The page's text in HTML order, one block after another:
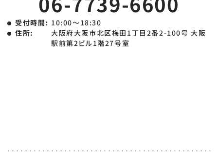
受付時間: 10:00〜18:30
住所:
大阪府大阪市北区梅田1丁目2番2-100号 大阪
駅前第2ビル1階27号室